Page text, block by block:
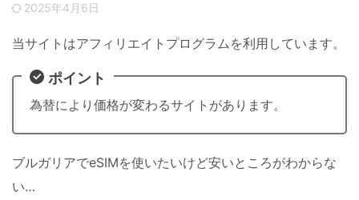
2025年4月6日
当サイトはアフィリエイトプログラムを利用しています。
ポイント
為替により価格が変わるサイトがあります。
ブルガリアでeSIMを使いたいけど安いところがわからな
い…